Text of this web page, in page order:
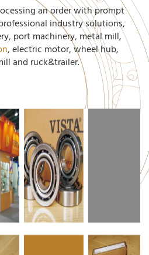
an order with prompt
industry solutions,
port machinery, metal mill,
, electric motor, wheel hub,
and ruck&trailer.